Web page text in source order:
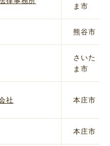
ま市
熊谷市
さいた
ま市
社 本庄市
本庄市